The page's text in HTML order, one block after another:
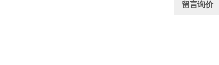
留言询价